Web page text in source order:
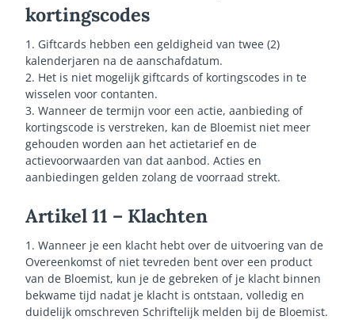
kortingscodes
1. Giftcards hebben een geldigheid van twee (2)
kalenderjaren na de aanschafdatum.
2. Het is niet mogelijk giftcards of kortingscodes in te
wisselen voor contanten.
3. Wanneer de termijn voor een actie, aanbieding of
kortingscode is verstreken, kan de Bloemist niet meer
gehouden worden aan het actietarief en de
actievoorwaarden van dat aanbod. Acties en
aanbiedingen gelden zolang de voorraad strekt.
Artikel 11 – Klachten
1. Wanneer je een klacht hebt over de uitvoering van de
Overeenkomst of niet tevreden bent over een product
van de Bloemist, kun je de gebreken of je klacht binnen
bekwame tijd nadat je klacht is ontstaan, volledig en
duidelijk omschreven Schriftelijk melden bij de Bloemist.